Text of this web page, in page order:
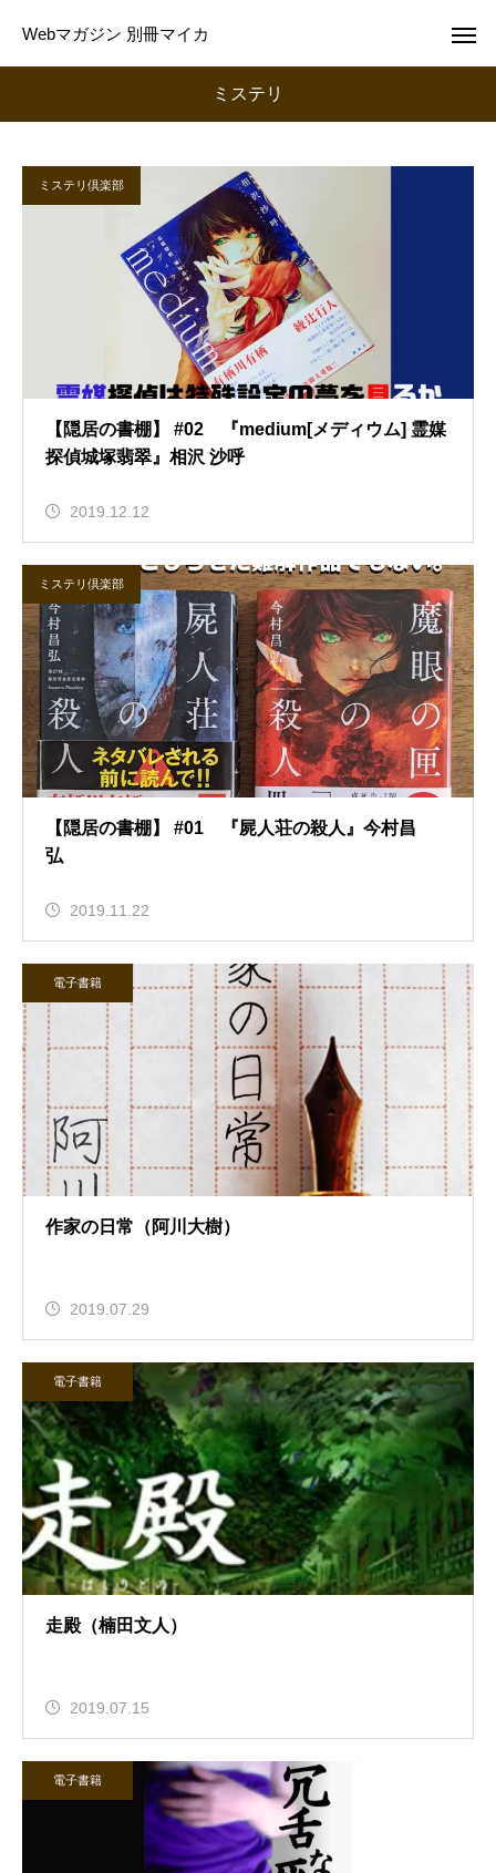
Webマガジン 別冊マイカ
ミステリ
ミステリ倶楽部
【隠居の書棚】 #02 『medium[メディウム] 霊媒
探偵城塚翡翠』相沢 沙呼
2019.12.12
ミステリ倶楽部
【隠居の書棚】 #01 『屍人荘の殺人』今村昌
弘
2019.11.22
電子書籍
作家の日常（阿川大樹）
2019.07.29
電子書籍
走殿（楠田文人）
2019.07.15
電子書籍